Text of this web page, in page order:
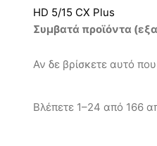
HD 5/15 CX Plus
Συμβατά προϊόντα (
Αν δε βρίσκετε αυτό
Βλέπετε 1–24 από 166